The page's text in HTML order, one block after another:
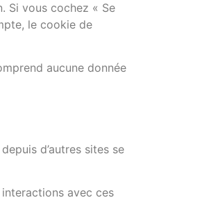
Si vous cochez « Se
le cookie de
aucune donnée
d’autres sites se
avec ces